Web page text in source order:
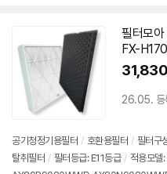
필터모
FX-
31,830
26.05. 등
공기청정기용필터 / 호환용필터 / 필터구
탈취필터 / 필터등급: E11등급 / 적용모